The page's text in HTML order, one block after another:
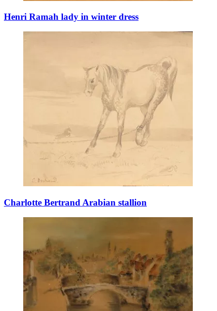
Henri Ramah lady in winter dress
Charlotte Bertrand Arabian stallion